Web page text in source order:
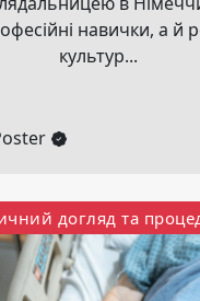
навички, а й
культур...
догляд та